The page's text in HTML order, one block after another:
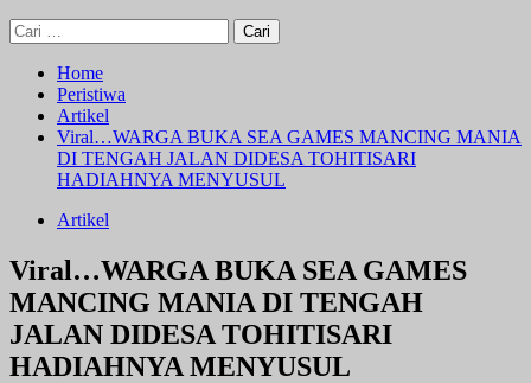
Cari
untuk:
Home
Peristiwa
Artikel
Viral…WARGA BUKA SEA GAMES MANCING MANIA
DI TENGAH JALAN DIDESA TOHITISARI
HADIAHNYA MENYUSUL
Artikel
Viral…WARGA BUKA SEA GAMES
MANCING MANIA DI TENGAH
JALAN DIDESA TOHITISARI
HADIAHNYA MENYUSUL